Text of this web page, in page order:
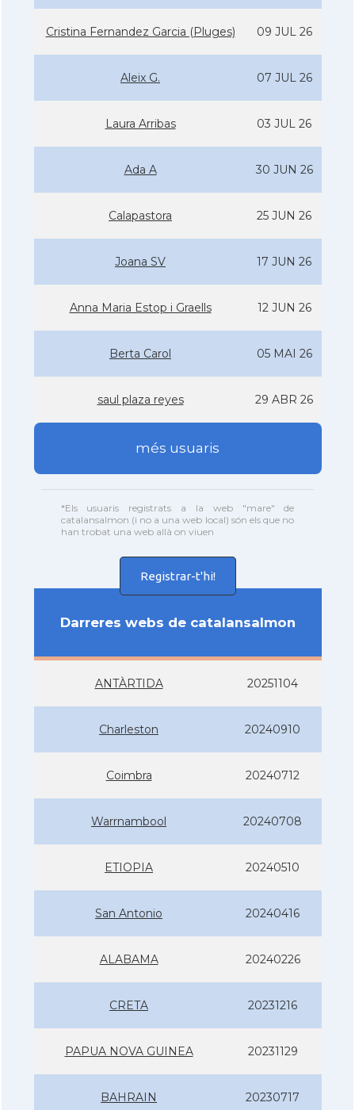
Cristina Fernandez Garcia (Pluges) 09 JUL 26
Aleix G. 07 JUL 26
Laura Arribas 03 JUL 26
Ada A 30 JUN 26
Calapastora 25 JUN 26
Joana SV 17 JUN 26
Anna Maria Estop i Graells 12 JUN 26
Berta Carol 05 MAI 26
saul plaza reyes 29 ABR 26
més usuaris
*Els usuaris registrats a la web "mare" de
catalansalmon (i no a una web local) són els que no
han trobat una web allà on viuen
Registrar-t'hi!
Darreres webs de catalansalmon
ANTÀRTIDA 20251104
Charleston 20240910
Coimbra 20240712
Warrnambool 20240708
ETIOPIA 20240510
San Antonio 20240416
ALABAMA 20240226
CRETA 20231216
PAPUA NOVA GUINEA 20231129
BAHRAIN 20230717